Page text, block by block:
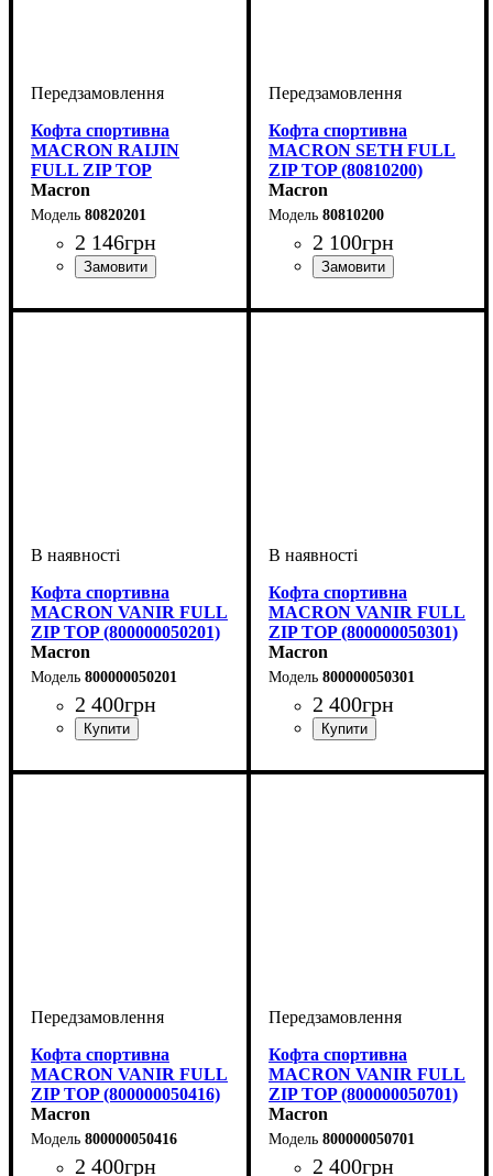
Кофта спортивна
MACRON RAIJIN
FULL ZIP TOP
(80820201)
Macron
80820201
2 146грн
Чоловічий
Кофта спортивна
MACRON SETH FULL
ZIP TOP (80810200)
Macron
80810200
2 100грн
Кофта спортивна
MACRON VANIR FULL
ZIP TOP (800000050201)
Macron
800000050201
2 400грн
Чоловічий
Кофта спортивна
MACRON VANIR FULL
ZIP TOP (800000050301)
Macron
800000050301
2 400грн
Чоловічий
Кофта спортивна
MACRON VANIR FULL
ZIP TOP (800000050416)
Macron
800000050416
2 400грн
Кофта спортивна
MACRON VANIR FULL
ZIP TOP (800000050701)
Macron
800000050701
2 400грн